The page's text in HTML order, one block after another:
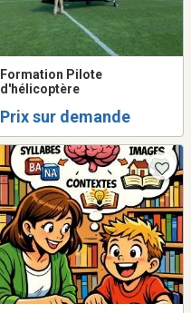
Formation Pilote
d'hélicoptère
Prix sur demande